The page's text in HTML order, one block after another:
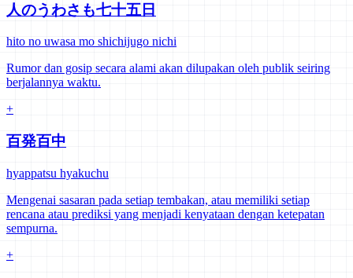
人のうわさも七十五日
hito no uwasa mo shichijugo nichi
Rumor dan gosip secara alami akan dilupakan oleh publik seiring
berjalannya waktu.
+
百発百中
hyappatsu hyakuchu
Mengenai sasaran pada setiap tembakan, atau memiliki setiap
rencana atau prediksi yang menjadi kenyataan dengan ketepatan
sempurna.
+